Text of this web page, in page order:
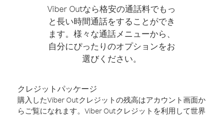
Viber Outなら格安の通話料でもっ
と長い時間通話をすることができ
ます。様々な通話メニューから、
自分にぴったりのオプションをお
選びください。
クレジットパッケージ
購入したViber Outクレジットの残高はアカウント画面か
らご覧になれます。Viber Outクレジットを利用して世界